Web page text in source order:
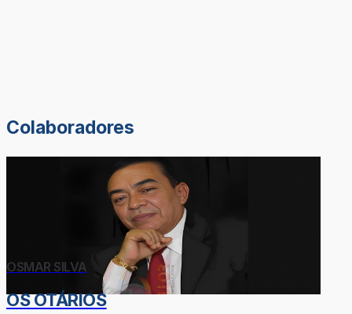
Colaboradores
OSMAR SILVA
OS OTÁRIOS